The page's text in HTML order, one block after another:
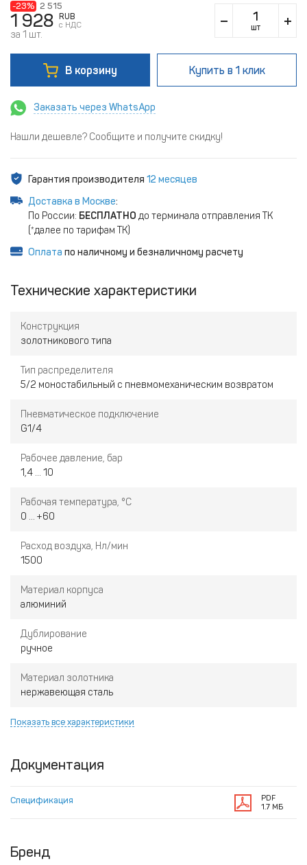
-23% 2 515
1 928
RUB
c НДС
за 1 шт.
шт
В корзину Купить в 1 клик
Заказать через WhatsApp
Нашли дешевле? Сообщите и получите скидку!
Гарантия производителя 12 месяцев
Доставка в Москве:
По России: БЕСПЛАТНО до терминала отправления ТК
(*далее по тарифам ТК)
Оплата по наличному и безналичному расчету
Технические характеристики
Конструкция
золотникового типа
Тип распределителя
5/2 моностабильный с пневмомеханическим возвратом
Пневматическое подключение
G1/4
Рабочее давление, бар
1,4 ... 10
Рабочая температура, °С
0 ... +60
Расход воздуха, Нл/мин
1500
Материал корпуса
алюминий
Дублирование
ручное
Материал золотника
нержавеющая сталь
Показать все характеристики
Документация
Спецификация
PDF
1.7 МБ
Бренд